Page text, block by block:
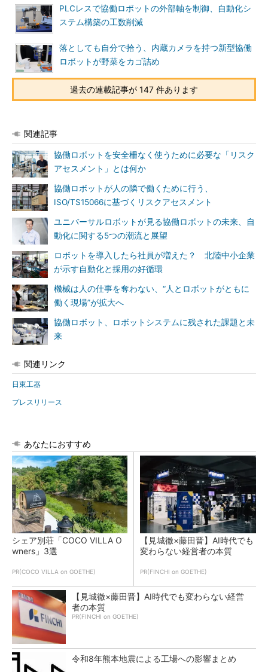
PLCレスで協働ロボットの外部軸を制御、自動化シ
ステム構築の工数削減
落としても自分で拾う、内蔵カメラを持つ新型協働
ロボットが野菜をカゴ詰め
過去の連載記事が 147 件あります
関連記事
協働ロボットを安全柵なく使うために必要な「リスク
アセスメント」とは何か
協働ロボットが人の隣で働くために行う、
ISO/TS15066に基づくリスクアセスメント
ユニバーサルロボットが見る協働ロボットの未来、自
動化に関する5つの潮流と展望
ロボットを導入したら社員が増えた？ 北陸中小企業
が示す自動化と採用の好循環
機械は人の仕事を奪わない、“人とロボットがともに
働く現場”が拡大へ
協働ロボット、ロボットシステムに残された課題と未
来
関連リンク
日東工器
プレスリリース
あなたにおすすめ
シェア別荘「COCO VILLA O
wners」3選
PR(COCO VILLA on GOETHE)
【見城徹×藤田晋】AI時代でも
変わらない経営者の本質
PR(FINCHI on GOETHE)
【見城徹×藤田晋】AI時代でも変わらない経営
者の本質
PR(FINCHI on GOETHE)
令和8年熊本地震による工場への影響まとめ